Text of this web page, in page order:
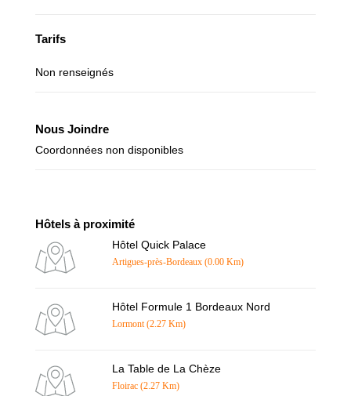
Tarifs
Non renseignés
Nous Joindre
Coordonnées non disponibles
Hôtels à proximité
Hôtel Quick Palace
Artigues-près-Bordeaux (0.00 Km)
Hôtel Formule 1 Bordeaux Nord
Lormont (2.27 Km)
La Table de La Chèze
Floirac (2.27 Km)